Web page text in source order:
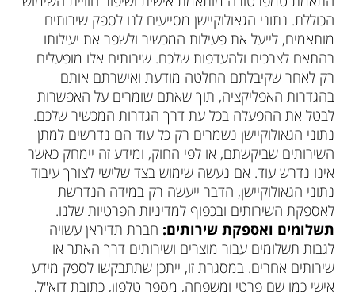
הכוללת. נתוני הגאולוקיישן מסייעים לנו לספק שירותים
מותאמים, לייעל את פעילות המכשיר ולשפר את יעילותו
בהתאם לצרכים ולהעדפות שלכם. שירותים אלו מופעלים
רק לאחר שקיבלתם החלטה מודעת ואישרתם אותם
בהגדרות האפליקציה, תוך שאתם שומרים על האפשרות
לבטל את ההפעלה בכל עת דרך הגדרות המכשיר שלכם.
נתוני הגאולוקיישן נשמרים רק כל עוד הם נדרשים למתן
השירותים שביקשתם, או לפי החוק, ומידע זה יימחק כאשר
אינו נדרש עוד. אם נעשה שימוש בצד שלישי לצורך עיבוד
נתוני הגאולוקיישן, הדבר ייעשה רק במידה הנדרשת
לאספקת השירותים ובכפוף למדיניות הפרטיות שלנו.
תשלומים ואספקת שירותים: חברת תדיראן עשויה
לגבות תשלומים עבור מוצרים ושירותים דרך האתר או
שירותים אחרים. במסגרת זו, ייתכן שתתבקשו לספק מידע
אישי כמו שם פרטי ומשפחה, מספר טלפון, כתובת דוא"ל,